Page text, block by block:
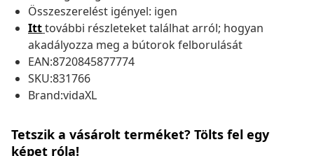
Összeszerelést igényel: igen
Itttovábbi részleteket találhat arról; hogyan
akadályozza meg a bútorok felborulását
EAN:8720845877774
SKU:831766
Brand:vidaXL
Tetszik a vásárolt terméket? Tölts fel egy
képet róla!